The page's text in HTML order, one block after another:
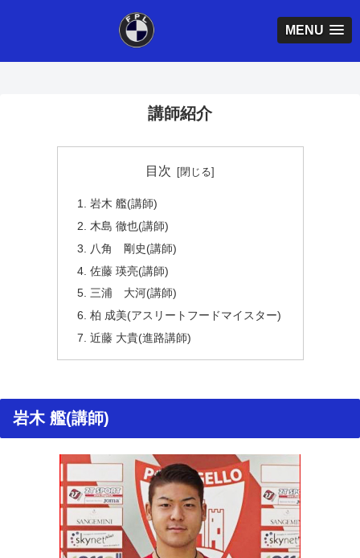
MENU
講師紹介
目次
岩木 艦(講師)
木島 徹也(講師)
八角 剛史(講師)
佐藤 瑛亮(講師)
三浦 大河(講師)
柏 成美(アスリートフードマイスター)
近藤 大貴(進路講師)
岩木 艦(講師)